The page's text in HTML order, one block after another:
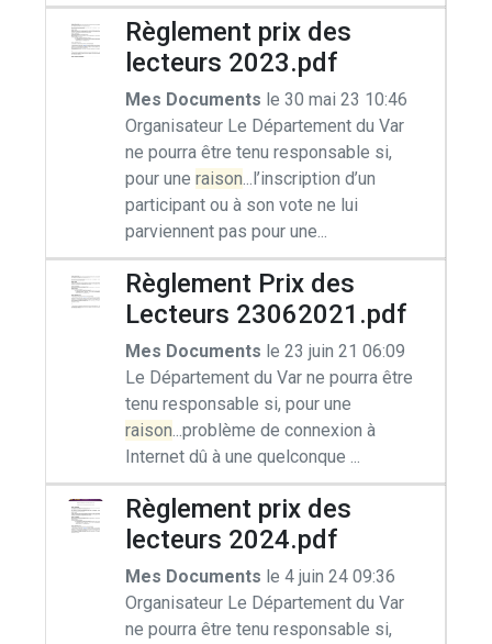
Règlement prix des
lecteurs 2023.pdf
Mes Documents le 30 mai 23 10:46
Organisateur Le Département du Var
ne pourra être tenu responsable si,
pour une raison...l’inscription d’un
participant ou à son vote ne lui
parviennent pas pour une...
Règlement Prix des
Lecteurs 23062021.pdf
Mes Documents le 23 juin 21 06:09
Le Département du Var ne pourra être
tenu responsable si, pour une
raison...problème de connexion à
Internet dû à une quelconque ...
Règlement prix des
lecteurs 2024.pdf
Mes Documents le 4 juin 24 09:36
Organisateur Le Département du Var
ne pourra être tenu responsable si,